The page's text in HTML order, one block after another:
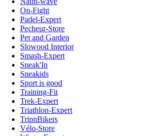
On-Fight
Padel-Expert
Pecheur-Store
Pet and Garden
Slowood Interior
Smash-Expert
Sneak'In
Sneakids
Sport is good
Training-Fit
Trek-Expert
Triathlon-Expert
TripnBikers
Vélo-Store